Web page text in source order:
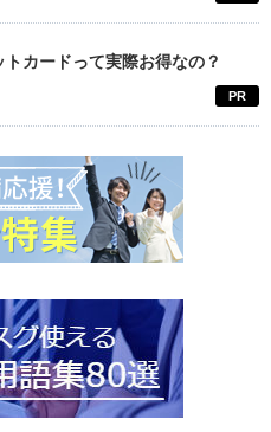
カードって実際お得なの？
PR